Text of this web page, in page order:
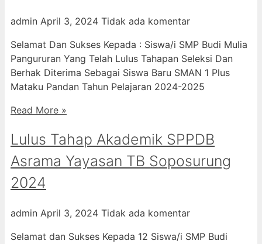
admin April 3, 2024 Tidak ada komentar
Selamat Dan Sukses Kepada : Siswa/i SMP Budi Mulia
Pangururan Yang Telah Lulus Tahapan Seleksi Dan
Berhak Diterima Sebagai Siswa Baru SMAN 1 Plus
Mataku Pandan Tahun Pelajaran 2024-2025
Read More »
Lulus Tahap Akademik SPPDB
Asrama Yayasan TB Soposurung
2024
admin April 3, 2024 Tidak ada komentar
Selamat dan Sukses Kepada 12 Siswa/i SMP Budi